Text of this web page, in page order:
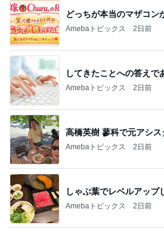
どっちが本当のマザコン
Amebaトピックス 2日前
してきたことへの答えで
Amebaトピックス 2日前
高橋英樹 蓼科で元アシ
Amebaトピックス 2日前
しゃぶ葉でレベルアップ
Amebaトピックス 2日前